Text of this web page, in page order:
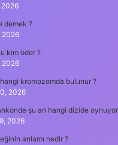
2026
demek ?
2026
kim öder ?
2026
kromozomda bulunur ?
2026
şu an hangi dizide
2026
anlamı nedir ?